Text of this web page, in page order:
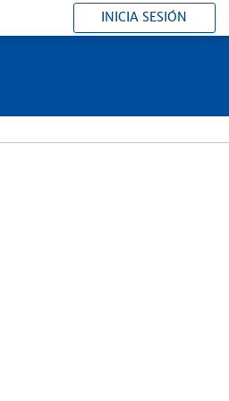
INICIA SESIÓN